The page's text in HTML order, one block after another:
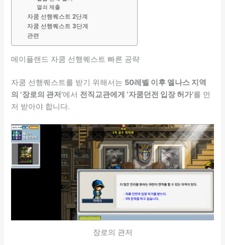
열쇠 제출
자쿰 선행퀘스트 2단계
자쿰 선행퀘스트 3단계
관련
메이플랜드 자쿰 선행퀘스트 빠른 공략
자쿰 선행퀘스트를 받기 위해서는 50레벨 이후 엘나스 지역
의 ‘장로의 관저’에서 전직교관에게 ‘자쿰던전 입장 허가’를 먼
저 받아야 합니다.
장로의 관저